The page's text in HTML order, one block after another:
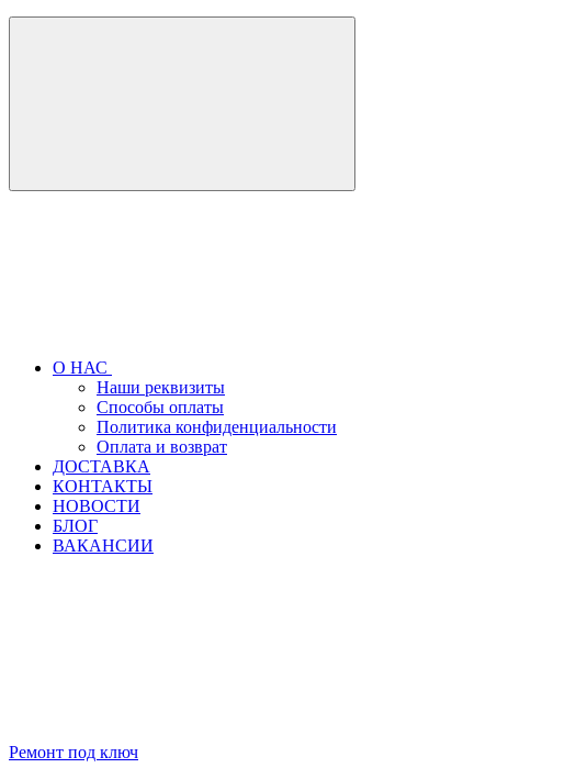
О НАС
Наши реквизиты
Способы оплаты
Политика конфиденциальности
Оплата и возврат
ДОСТАВКА
КОНТАКТЫ
НОВОСТИ
БЛОГ
ВАКАНСИИ
Ремонт под ключ